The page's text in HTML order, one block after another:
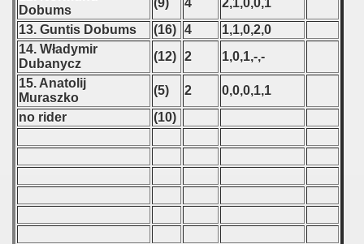
Dobums
(9) 4
2,1,0,0,1
13. Guntis Dobums
(16) 4
1,1,0,2,0
14. Władymir
Dubanycz
(12) 2
1,0,1,-,-
15. Anatolij
Muraszko
(5) 2
0,0,0,1,1
no rider
(10)
Championship) 1988 - 1989
Zealand Qualifications) - 1989
Qualification) - 1989
- 1989
- 1989